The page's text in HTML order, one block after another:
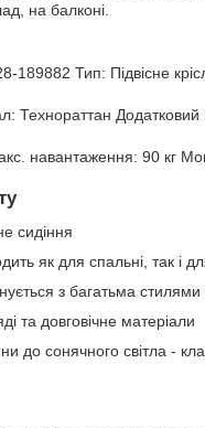
на балконі.
189882 Тип: Підвісне
Технораттан Додатковий
навантаження: 90 кг
сидіння
як для спальні, так і
з багатьма стилями
та довговічне матеріали
до сонячного світла -